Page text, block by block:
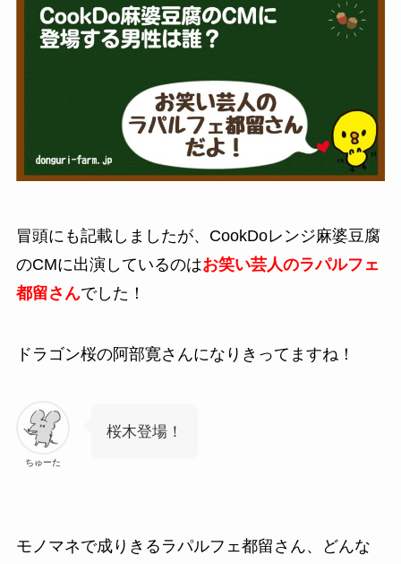
冒頭にも記載しましたが、CookDoレンジ麻婆豆腐
のCMに出演しているのはお笑い芸人のラパルフェ
都留さんでした！
ドラゴン桜の阿部寛さんになりきってますね！
ちゅーた
桜木登場！
モノマネで成りきるラパルフェ都留さん、どんな